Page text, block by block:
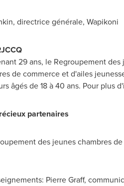
directrice générale, Wapikoni
29 ans, le Regroupement
de commerce et d'ailes
âgés de 18 à 40 ans. Pour plus
partenaires
des jeunes chambres
Pierre Graff,